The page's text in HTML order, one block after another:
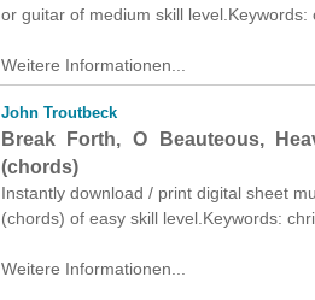
or guitar of medium skill
Weitere Informationen...
John Troutbeck
Break Forth, O Beauteous,
(chords)
Instantly download / print digital sheet
(chords) of easy skill level.Keywords:
Weitere Informationen...